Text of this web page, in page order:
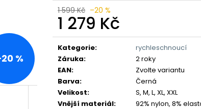
1 599 Kč –20 %
1 279 Kč
Měrná
cena:
Kategorie:
rychleschnoucí
Záruka:
2 roky
EAN:
Zvolte variantu
Barva:
Černá
Velikost:
S, M, L, XL, XXL
Vnější materiál:
92% nylon, 8%
%